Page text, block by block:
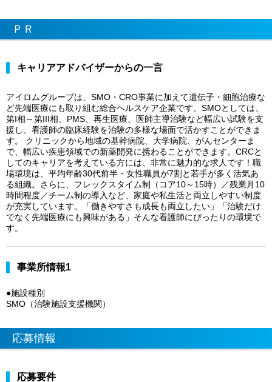
ＰＲ
キャリアアドバイザーからの一言
アイロムグループは、SMO・CRO事業に加えて遺伝子・細胞治療な
ど先端医療にも取り組む総合ヘルスケア企業です。SMOとしては、
第I相～第III相、PMS、再生医療、医師主導治験など幅広い試験を支
援し、看護師の臨床経験を治験の多様な場面で活かすことができま
す。 クリニックから地域の基幹病院、大学病院、がんセンターま
で、幅広い疾患領域での新薬開発に携わることができます。CRCと
してのキャリアを考えている方には、非常に魅力的な求人です！職
場環境は、平均年齢30代前半・女性職員が7割と若手が多く活気あ
る組織。さらに、フレックスタイム制（コア10～15時）／残業月10
時間程度／チーム制の導入など、家庭や私生活と両立しやすい制度
が充実しています。「働きやすさも成長も両立したい」「治験だけ
でなく先端医療にも興味がある」そんな看護師にぴったりの環境で
す。
事業所情報1
●施設種別
SMO（治験施設支援機関）
応募情報
応募要件